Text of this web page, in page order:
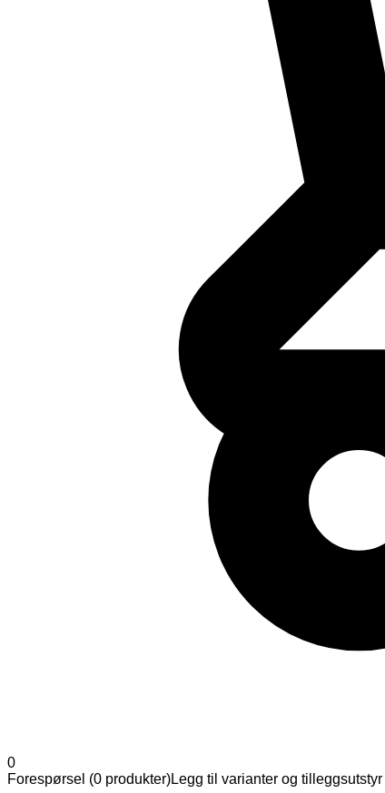
0
Forespørsel (0 produkter)Legg til varianter og